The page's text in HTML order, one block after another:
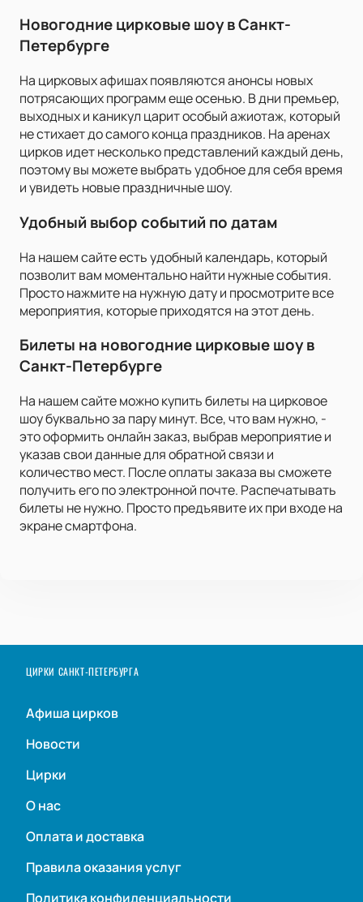
Новогодние цирковые шоу в Санкт-
Петербурге
На цирковых афишах появляются анонсы новых
потрясающих программ еще осенью. В дни премьер,
выходных и каникул царит особый ажиотаж, который
не стихает до самого конца праздников. На аренах
цирков идет несколько представлений каждый день,
поэтому вы можете выбрать удобное для себя время
и увидеть новые праздничные шоу.
Удобный выбор событий по датам
На нашем сайте есть удобный календарь, который
позволит вам моментально найти нужные события.
Просто нажмите на нужную дату и просмотрите все
мероприятия, которые приходятся на этот день.
Билеты на новогодние цирковые шоу в
Санкт-Петербурге
На нашем сайте можно купить билеты на цирковое
шоу буквально за пару минут. Все, что вам нужно, -
это оформить онлайн заказ, выбрав мероприятие и
указав свои данные для обратной связи и
количество мест. После оплаты заказа вы сможете
получить его по электронной почте. Распечатывать
билеты не нужно. Просто предъявите их при входе на
экране смартфона.
ЦИРКИ САНКТ-ПЕТЕРБУРГА
Афиша цирков
Новости
Цирки
О нас
Оплата и доставка
Правила оказания услуг
Политика конфиденциальности